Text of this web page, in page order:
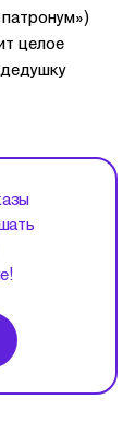
целое